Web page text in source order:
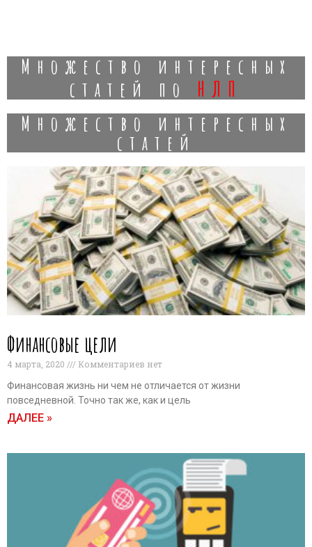
Множество интересных
статей по нлп
Множество интересных
статей
Финансовые цели
4 марта, 2020
Комментариев нет
Финансовая жизнь ни чем не отличается от жизни
повседневной. Точно так же, как и цель
ДАЛЕЕ »